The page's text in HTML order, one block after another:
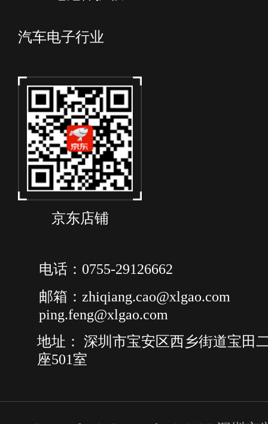
汽车电子行业
京东店铺
电话：0755-29126662
邮箱：zhiqiang.cao@xlgao.com
ping.feng@xlgao.com
地址： 深圳市宝安区西乡街道宝田
座501室